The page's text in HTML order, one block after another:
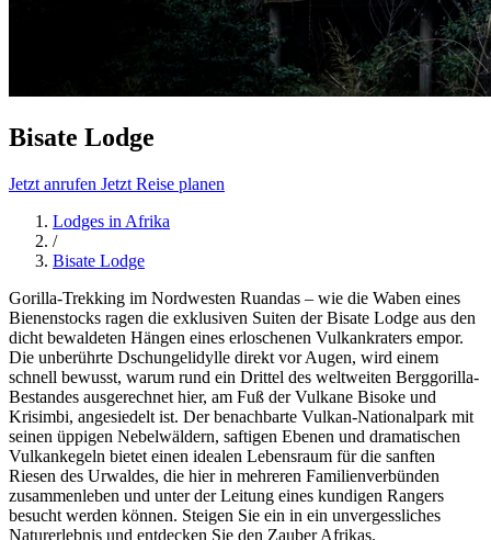
Bisate Lodge
Jetzt anrufen Jetzt Reise planen
Lodges in Afrika
/
Bisate Lodge
Gorilla-Trekking im Nordwesten Ruandas – wie die Waben eines
Bienenstocks ragen die exklusiven Suiten der Bisate Lodge aus den
dicht bewaldeten Hängen eines erloschenen Vulkankraters empor.
Die unberührte Dschungelidylle direkt vor Augen, wird einem
schnell bewusst, warum rund ein Drittel des weltweiten Berggorilla-
Bestandes ausgerechnet hier, am Fuß der Vulkane Bisoke und
Krisimbi, angesiedelt ist. Der benachbarte Vulkan-Nationalpark mit
seinen üppigen Nebelwäldern, saftigen Ebenen und dramatischen
Vulkankegeln bietet einen idealen Lebensraum für die sanften
Riesen des Urwaldes, die hier in mehreren Familienverbünden
zusammenleben und unter der Leitung eines kundigen Rangers
besucht werden können. Steigen Sie ein in ein unvergessliches
Naturerlebnis und entdecken Sie den Zauber Afrikas.